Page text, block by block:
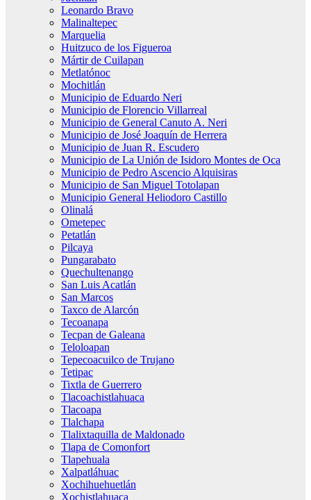
Leonardo Bravo
Malinaltepec
Marquelia
Huitzuco de los Figueroa
Mártir de Cuilapan
Metlatónoc
Mochitlán
Municipio de Eduardo Neri
Municipio de Florencio Villarreal
Municipio de General Canuto A. Neri
Municipio de José Joaquín de Herrera
Municipio de Juan R. Escudero
Municipio de La Unión de Isidoro Montes de Oca
Municipio de Pedro Ascencio Alquisiras
Municipio de San Miguel Totolapan
Municipio General Heliodoro Castillo
Olinalá
Ometepec
Petatlán
Pilcaya
Pungarabato
Quechultenango
San Luis Acatlán
San Marcos
Taxco de Alarcón
Tecoanapa
Tecpan de Galeana
Teloloapan
Tepecoacuilco de Trujano
Tetipac
Tixtla de Guerrero
Tlacoachistlahuaca
Tlacoapa
Tlalchapa
Tlalixtaquilla de Maldonado
Tlapa de Comonfort
Tlapehuala
Xalpatláhuac
Xochihuehuetlán
Xochistlahuaca